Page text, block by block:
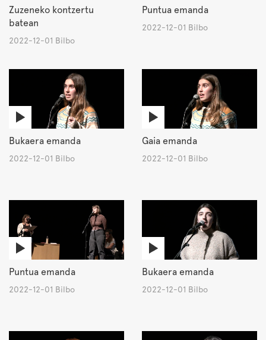
Zuzeneko kontzertu
batean
2022-12-01 Bilbo
Puntua emanda
2022-12-01 Bilbo
Bukaera emanda
2022-12-01 Bilbo
Gaia emanda
2022-12-01 Bilbo
Puntua emanda
2022-12-01 Bilbo
Bukaera emanda
2022-12-01 Bilbo